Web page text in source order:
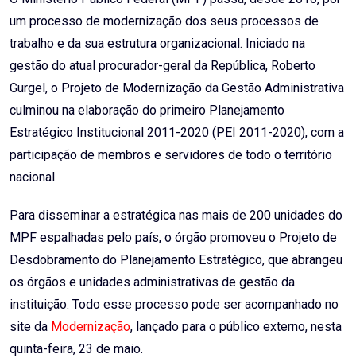
um processo de modernização dos seus processos de
trabalho e da sua estrutura organizacional. Iniciado na
gestão do atual procurador-geral da República, Roberto
Gurgel, o Projeto de Modernização da Gestão Administrativa
culminou na elaboração do primeiro Planejamento
Estratégico Institucional 2011-2020 (PEI 2011-2020), com a
participação de membros e servidores de todo o território
nacional.
Para disseminar a estratégica nas mais de 200 unidades do
MPF espalhadas pelo país, o órgão promoveu o Projeto de
Desdobramento do Planejamento Estratégico, que abrangeu
os órgãos e unidades administrativas de gestão da
instituição. Todo esse processo pode ser acompanhado no
site da Modernização, lançado para o público externo, nesta
quinta-feira, 23 de maio.